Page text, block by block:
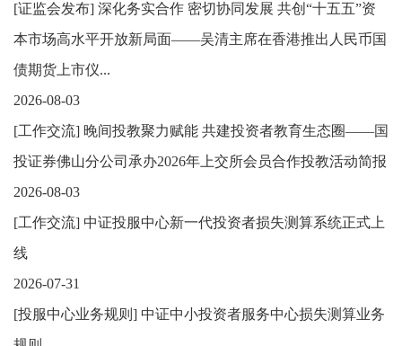
[证监会发布] 深化务实合作 密切协同发展 共创“十五五”资
本市场高水平开放新局面——吴清主席在香港推出人民币国
债期货上市仪...
2026-08-03
[工作交流] 晚间投教聚力赋能 共建投资者教育生态圈——国
投证券佛山分公司承办2026年上交所会员合作投教活动简报
2026-08-03
[工作交流] 中证投服中心新一代投资者损失测算系统正式上
线
2026-07-31
[投服中心业务规则 ] 中证中小投资者服务中心损失测算业务